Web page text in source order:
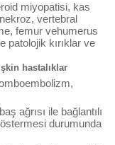
miyopatisi, kas
vertebral
femur vehumerus
patolojik kırıklar ve
hastalıklar
ağrısı ile bağlantılı
durumunda